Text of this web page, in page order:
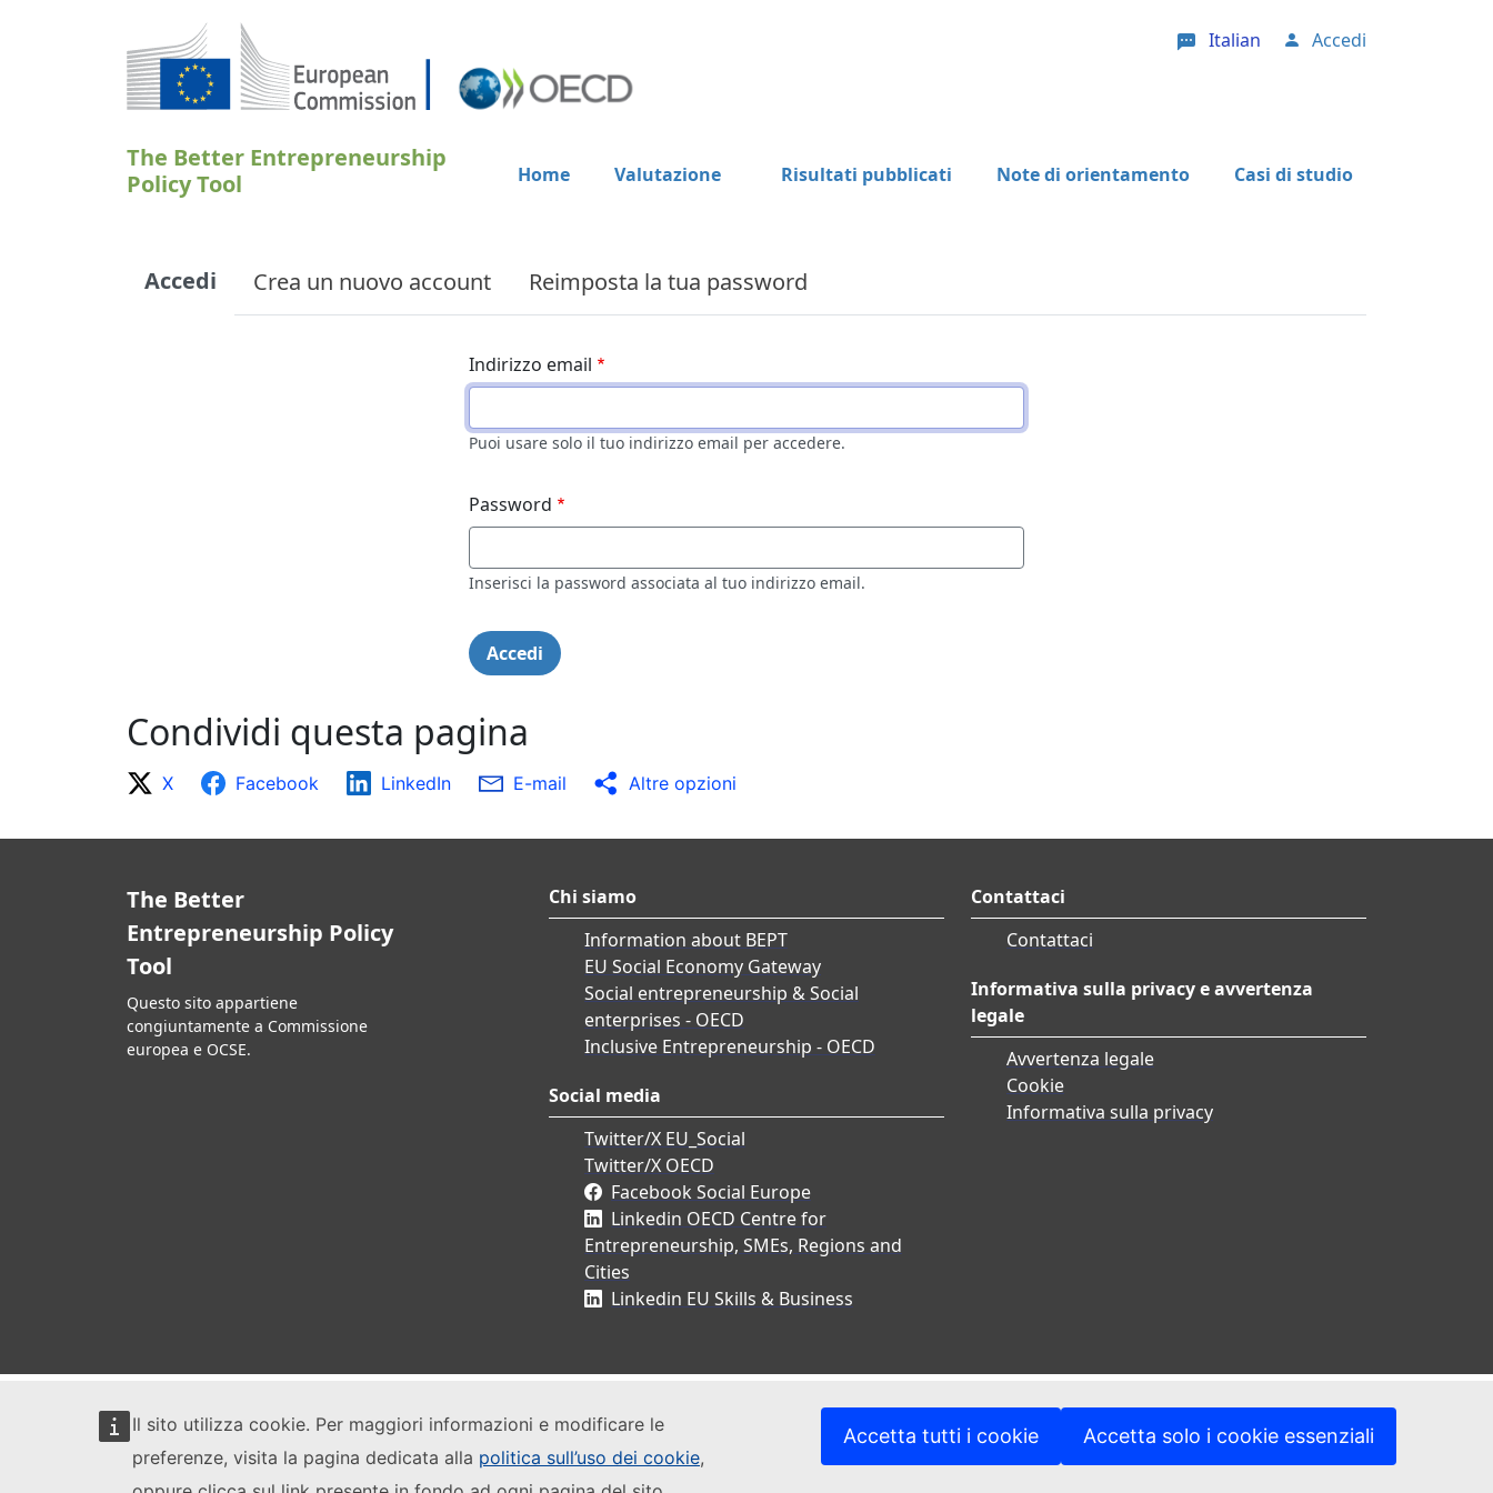
Salta al contenuto principale
Il sito utilizza cookie. Per maggiori informazioni e modificare le
preferenze, visita la pagina dedicata alla politica sull’uso dei cookie,
Accetta tutti i cookie Accetta solo i cookie essenziali
Italian User account menu
Accedi
The Better Entrepreneurship
Policy Tool
Home Valutazione Risultati pubblicati Note di orientamento Casi di studio
Primary tabs
Accedi Crea un nuovo account Reimposta la tua password
Indirizzo email
Puoi usare solo il tuo indirizzo email per accedere.
Password
Inserisci la password associata al tuo indirizzo email.
Condividi questa pagina
X Facebook LinkedIn E-mail Altre opzioni
The Better
Entrepreneurship Policy
Tool
Questo sito appartiene
congiuntamente a Commissione
europea e OCSE.
Chi siamo
Information about BEPT
EU Social Economy Gateway
Social entrepreneurship & Social
enterprises - OECD
Inclusive Entrepreneurship - OECD
Social media
Twitter/X EU_Social
Twitter/X OECD
Facebook Social Europe
Linkedin OECD Centre for
Entrepreneurship, SMEs, Regions and
Cities
Linkedin EU Skills & Business
Contattaci
Contattaci
Informativa sulla privacy e avvertenza
legale
Avvertenza legale
Cookie
Informativa sulla privacy